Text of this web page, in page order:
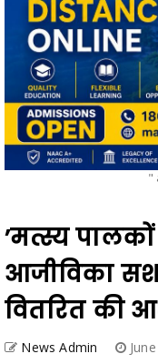
"
’मत्स्य
आजीविका
वितरित की
News Admin